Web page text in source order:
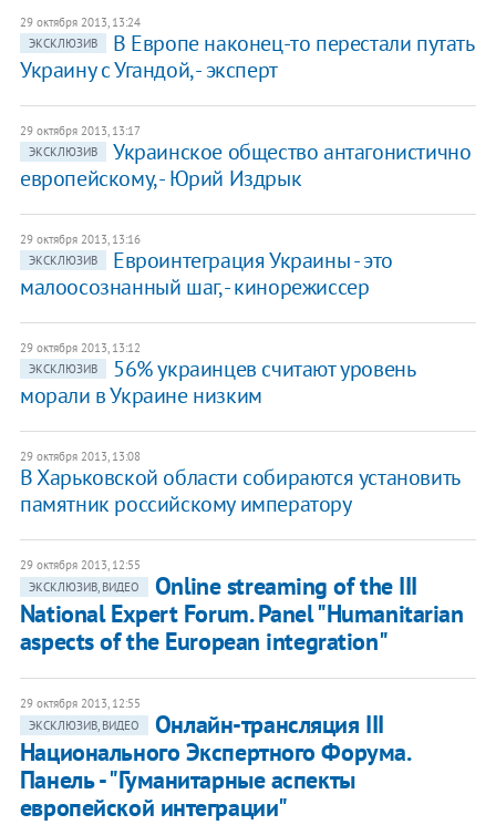
29 октября 2013, 13:24
ЭКСКЛЮЗИВ
В Европе наконец-то перестали путать
Украину с Угандой, - эксперт
29 октября 2013, 13:17
ЭКСКЛЮЗИВ
Украинское общество антагонистично
европейскому, - Юрий Издрык
29 октября 2013, 13:16
ЭКСКЛЮЗИВ
Евроинтеграция Украины - это
малоосознанный шаг, - кинорежиссер
29 октября 2013, 13:12
ЭКСКЛЮЗИВ
56% украинцев считают уровень
морали в Украине низким
29 октября 2013, 13:08
В Харьковской области собираются установить
памятник российскому императору
29 октября 2013, 12:55
ЭКСКЛЮЗИВ, ВИДЕО
Online streaming of the III
National Expert Forum. Panel "Humanitarian
aspects of the European integration"
29 октября 2013, 12:55
ЭКСКЛЮЗИВ, ВИДЕО
Онлайн-трансляция III
Национального Экспертного Форума.
Панель - "Гуманитарные аспекты
европейской интеграции"